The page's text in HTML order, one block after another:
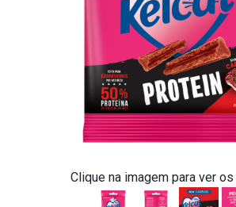
Clique na imagem para ver